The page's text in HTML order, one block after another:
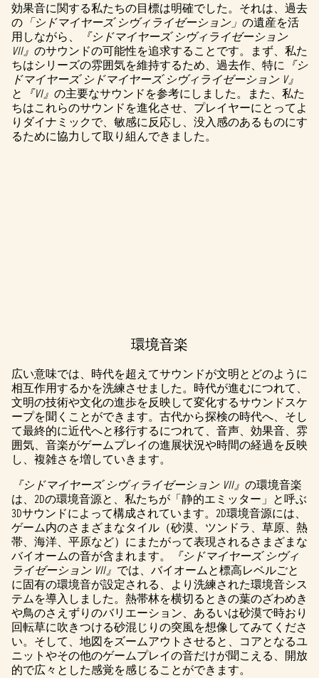
効果音に関する私たちの目標は明確でした。それは、過去
の 「シドマイヤーズ シヴィライゼーション」 の遺産を活
用しながら、
『シドマイヤーズ シヴィライゼーション
VII』 のサウンドの可能性を追求することです。まず、私た
ちはシリーズの雰囲気を維持するため、過去作、特に 『シ
ドマイヤーズ シドマイヤーズ シヴィライゼーション V』
と
『VI』 の主要なサウンドを参考にしました。また、私た
ちはこれらのサウンドを進化させ、プレイヤーにとってよ
りダイナミックで、敏感に反応し、没入感のあるものにす
るために協力して取り組んできました。
c
c
e
p
t
&
P
l
a
y
再生
をク
環境音楽
広い意味では、時代を超えてサウンドが文明とどのように
相互作用するかを洗練させました。時代が進むにつれて、
文明の技術や文化の進歩を反映して変化するサウンドスケ
ープを聞くことができます。古代から探検の時代へ、そし
て最終的に近代へと移行するにつれて、音声、効果音、雰
囲気、音楽がゲームプレイの進展状況や時間の経過を反映
し、複雑さを増していきます。
『シドマイヤーズ シヴィライゼーション VII』 の環境音楽
は、2Dの環境音源と、私たちが「静的エミッター」と呼ぶ
3Dサウンドによって構成されています。2D環境音源には、
ゲーム内のさまざまなタイル（砂漠、ツンドラ、草原、熱
帯、海洋、平原など）にまたがって表現されるさまざまな
バイオームの音が含まれます。
『シドマイヤーズ シヴィ
ライゼーション VII』 では、バイオームと標高レベルごと
に固有の環境音が設定される、より洗練された環境音シス
テムを導入しました。熱帯林を横切るときの葉のざわめき
や鳥のさえずりのバリエーション、あるいは砂漠で時おり
回転草に吹きつける砂混じりの突風を想像してみてくださ
い。そして、地図をズームアウトさせると、コアとなるユ
ニットやその他のゲームプレイの音だけが聞こえる、開放
的で広々とした感覚を感じることができます。